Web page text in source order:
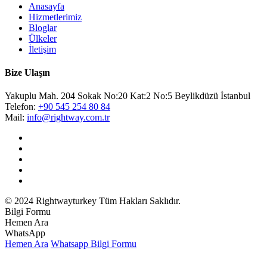
Anasayfa
Hizmetlerimiz
Bloglar
Ülkeler
İletişim
Bize Ulaşın
Yakuplu Mah. 204 Sokak No:20 Kat:2 No:5 Beylikdüzü İstanbul
Telefon: +90 545 254 80 84
Mail: info@rightway.com.tr
© 2024 Rightwayturkey Tüm Hakları Saklıdır.
Bilgi Formu
Hemen Ara
WhatsApp
Hemen Ara Whatsapp Bilgi Formu